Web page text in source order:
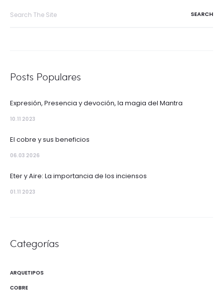
Posts Populares
Expresión, Presencia y devoción, la magia del Mantra
10.11 2023
El cobre y sus beneficios
06.03 2026
Eter y Aire: La importancia de los inciensos
01.11 2023
Categorías
ARQUETIPOS
COBRE